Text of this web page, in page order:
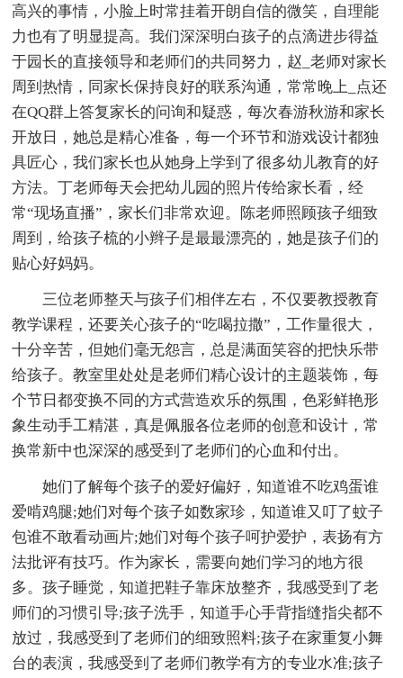
高兴的事情，小脸上时常挂着开朗自信的微笑，自理能
力也有了明显提高。我们深深明白孩子的点滴进步得益
于园长的直接领导和老师们的共同努力，赵_老师对家长
周到热情，同家长保持良好的联系沟通，常常晚上_点还
在QQ群上答复家长的问询和疑惑，每次春游秋游和家长
开放日，她总是精心准备，每一个环节和游戏设计都独
具匠心，我们家长也从她身上学到了很多幼儿教育的好
方法。丁老师每天会把幼儿园的照片传给家长看，经
常“现场直播”，家长们非常欢迎。陈老师照顾孩子细致
周到，给孩子梳的小辫子是最最漂亮的，她是孩子们的
贴心好妈妈。
三位老师整天与孩子们相伴左右，不仅要教授教育
教学课程，还要关心孩子的“吃喝拉撒”，工作量很大，
十分辛苦，但她们毫无怨言，总是满面笑容的把快乐带
给孩子。教室里处处是老师们精心设计的主题装饰，每
个节日都变换不同的方式营造欢乐的氛围，色彩鲜艳形
象生动手工精湛，真是佩服各位老师的创意和设计，常
换常新中也深深的感受到了老师们的心血和付出。
她们了解每个孩子的爱好偏好，知道谁不吃鸡蛋谁
爱啃鸡腿;她们对每个孩子如数家珍，知道谁又叮了蚊子
包谁不敢看动画片;她们对每个孩子呵护爱护，表扬有方
法批评有技巧。作为家长，需要向她们学习的地方很
多。孩子睡觉，知道把鞋子靠床放整齐，我感受到了老
师们的习惯引导;孩子洗手，知道手心手背指缝指尖都不
放过，我感受到了老师们的细致照料;孩子在家重复小舞
台的表演，我感受到了老师们教学有方的专业水准;孩子